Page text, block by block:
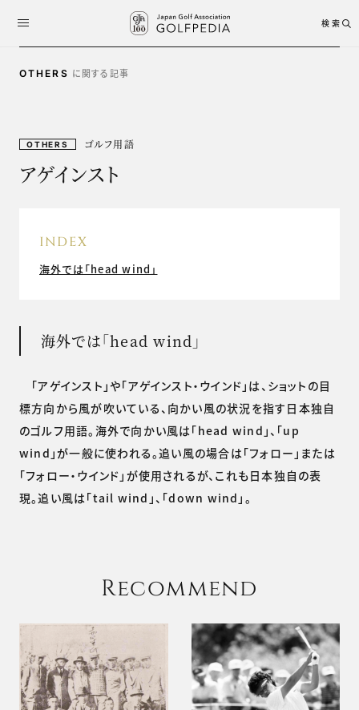
検索
OTHERS に関する記事
OTHERS ゴルフ用語
アゲインスト
海外では「head wind」
「アゲインスト」や「アゲインスト・ウインド」は、ショットの目
標方向から風が吹いている、向かい風の状況を指す日本独自
のゴルフ用語。海外で向かい風は「head wind」、「up
wind」が一般に使われる。追い風の場合は「フォロー」または
「フォロー・ウインド」が使用されるが、これも日本独自の表
現。追い風は「tail wind」、「down wind」。
INDEX
海外では「head wind」
Recommend